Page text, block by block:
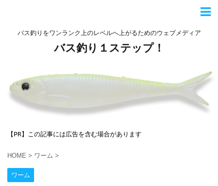
バス釣りをワンランク上のレベルへ上がるためのウェブメディア
バス釣り１ステップ！
【PR】この記事には広告を含む場合があります
HOME > ワーム >
ワーム